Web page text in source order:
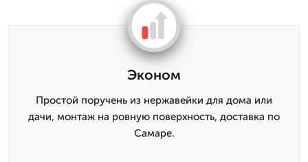
Эконом
Простой поручень из нержавейки для дома или
дачи, монтаж на ровную поверхность, доставка по
Самаре.